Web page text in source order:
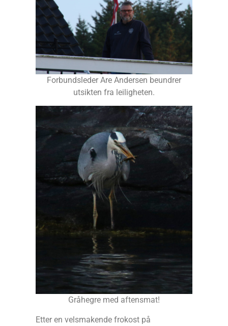
Forbundsleder Are Andersen beundrer
utsikten fra leiligheten.
Gråhegre med aftensmat!
Etter en velsmakende frokost på